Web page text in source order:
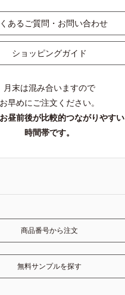
あるご質問・お問い合わせ
ショッピングガイド
月末は混み合いますので
お早めにご注文ください。
昼前後が比較的つながりやすい
時間帯です。
商品番号から注文
無料サンプルを探す